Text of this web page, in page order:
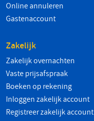
Online annuleren
Gastenaccount
Zakelijk
Zakelijk overnachten
Vaste prijsafspraak
Boeken op rekening
Inloggen zakelijk account
Registreer zakelijk account